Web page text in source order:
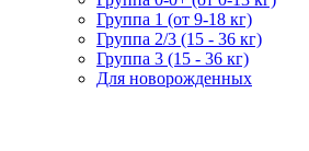
Группа 1 (от 9-18 кг)
Группа 2/3 (15 - 36 кг)
Группа 3 (15 - 36 кг)
Для новорожденных